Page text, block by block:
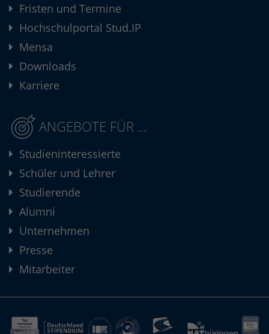
Fristen und Termine
Hochschulportal Stud.IP
Mensa
Downloads
Karriere
ANGEBOTE FÜR ...
Studieninteressierte
Schüler und Lehrer
Studierende
Alumni
Unternehmen
Presse
Mitarbeiter